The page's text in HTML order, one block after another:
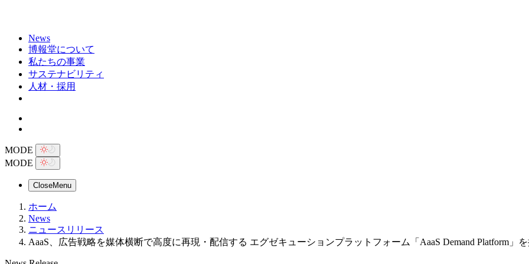
News
博報堂について
私たちの事業
サステナビリティ
人材・採用
MODE
MODE
CloseMenu
ホーム
News
ニュースリリース
AaaS、広告戦略を媒体横断で高度に再現・配信する エグゼキューションプラットフォーム「AaaS Demand Platform」